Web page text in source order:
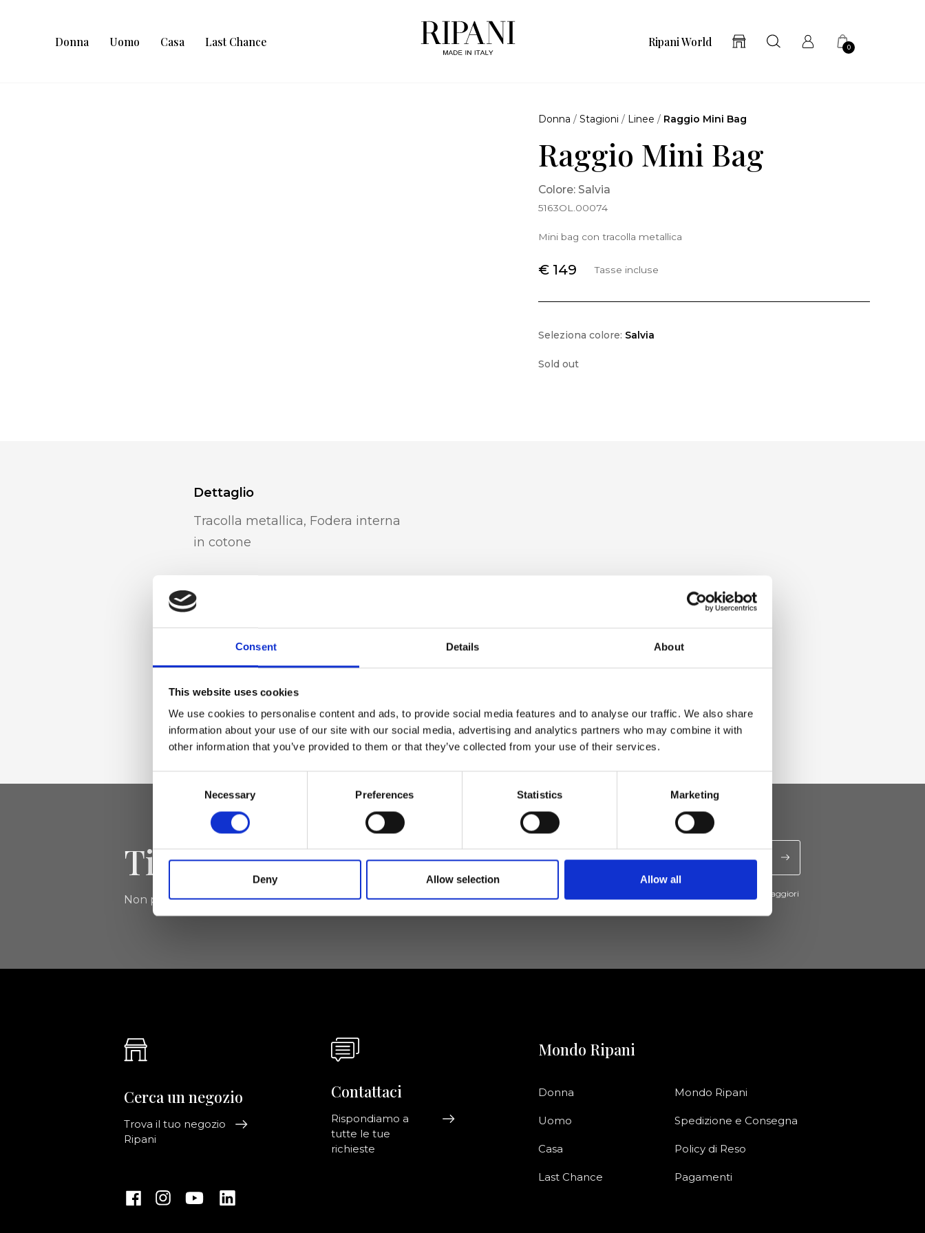
Consent Details About
This website uses cookies
We use cookies to personalise content and ads, to provide social media features and to analyse our traffic. We also share
information about your use of our site with our social media, advertising and analytics partners who may combine it with
other information that you’ve provided to them or that they’ve collected from your use of their services.
Necessary Preferences Statistics Marketing
Deny Allow selection Allow all
Donna Uomo Casa Last Chance Ripani World 0
Donna /Stagioni / Linee / Raggio Mini Bag
Raggio Mini Bag
Colore: Salvia
5163OL.00074
Mini bag con tracolla metallica
€ 149 Tasse incluse
Seleziona colore: Salvia
Sold out
Dettaglio
Tracolla metallica, Fodera interna
in cotone
Materiale
Vera pelle laminata effetto cervo,
Accessori oro chiaro
15 x 7 x 12 cm (l x a x p)
Tieniti aggiornato
Non perdere le novità di Ripani, iscriviti alla newsletter!
Acconsento a ricevere novità e promo da Ripani. Per maggiori
informazioni consulta laPrivacy Policy.
Cerca un negozio
Trova il tuo negozio
Ripani
Contattaci
Rispondiamo a
tutte le tue
richieste
Mondo Ripani
Donna
Uomo
Casa
Last Chance
Mondo Ripani
Spedizione e Consegna
Policy di Reso
Pagamenti